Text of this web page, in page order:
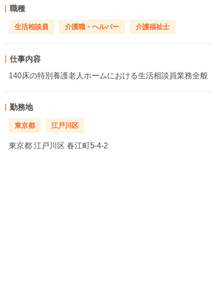
職種
生活相談員 介護職・ヘルパー 介護福祉士
仕事内容
140床の特別養護老人ホームにおける生活相談員業務全般
勤務地
東京都 江戸川区
東京都 江戸川区 春江町5-4-2